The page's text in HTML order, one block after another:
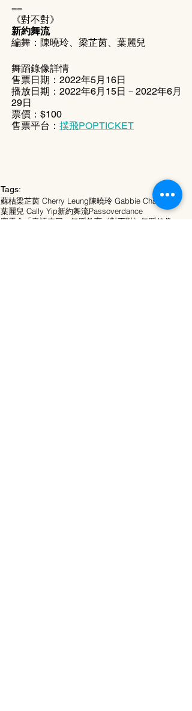
==
《對不對》
新約舞流
編舞：陳曉玲、梁芷茵、葉麗兒
舞蹈錄像詳情
售票日期：2022年5月16日
播放日期：2022年6月15日－2022年6月
29日
票價：$100
售票平台： 撲飛POPTICKET
Tags:
蘇桔梁芷茵 Cherry Leung陳曉玲 Gabbie Chan
葉麗兒 Cally Yip新約舞流Passoverdance
賽馬會「音語來回」舞蹈教育 《對不對》舞蹈錄像